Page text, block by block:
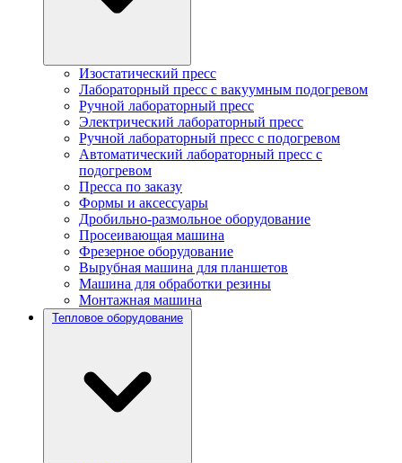
Изостатический пресс
Лабораторный пресс с вакуумным подогревом
Ручной лабораторный пресс
Электрический лабораторный пресс
Ручной лабораторный пресс с подогревом
Автоматический лабораторный пресс с
подогревом
Пресса по заказу
Формы и аксессуары
Дробильно-размольное оборудование
Просеивающая машина
Фрезерное оборудование
Вырубная машина для планшетов
Машина для обработки резины
Монтажная машина
Тепловое оборудование